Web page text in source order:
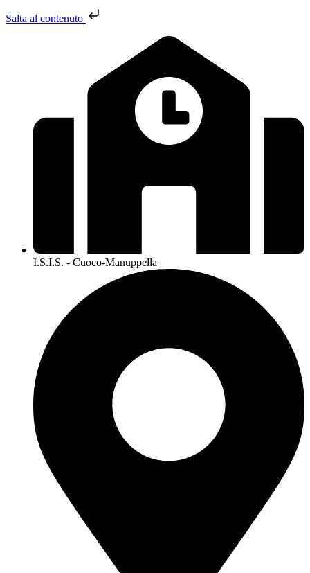
Salta al contenuto
I.S.I.S. - Cuoco-Manuppella